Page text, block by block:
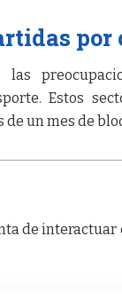
por
Estos
un mes de
de